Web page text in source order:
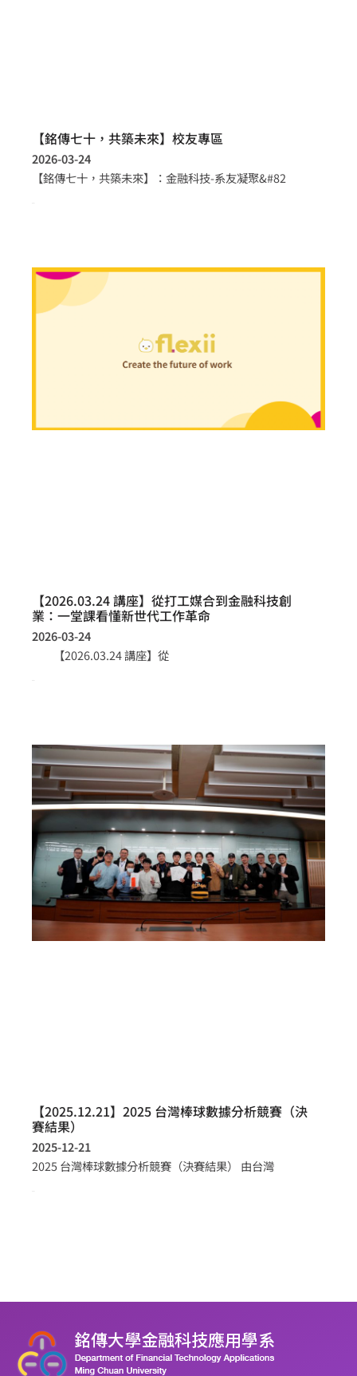
【銘傳七十，共築未來】校友專區
2026-03-24
【銘傳七十，共築未來】：金融科技-系友凝聚&#82
【2026.03.24 講座】從打工媒合到金融科技創
業：一堂課看懂新世代工作革命
2026-03-24
【2026.03.24 講座】從
【2025.12.21】2025 台灣棒球數據分析競賽（決
賽結果）
2025-12-21
2025 台灣棒球數據分析競賽（決賽結果） 由台灣